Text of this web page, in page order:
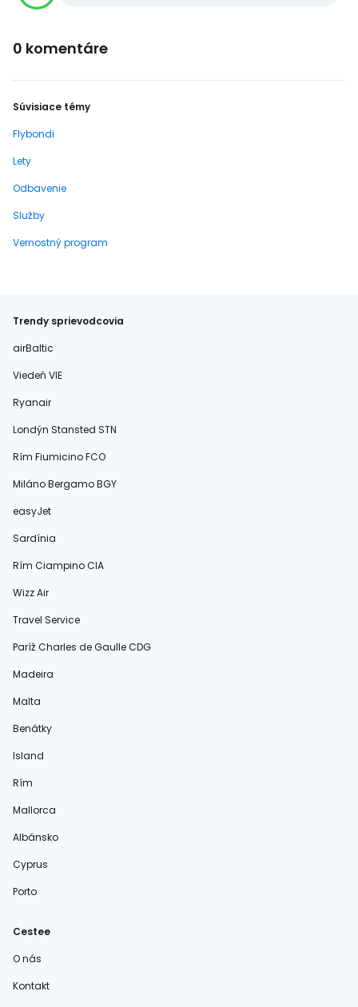
0 komentáre
Súvisiace témy
Flybondi
Lety
Odbavenie
Služby
Vernostný program
Trendy sprievodcovia
airBaltic
Viedeň VIE
Ryanair
Londýn Stansted STN
Rím Fiumicino FCO
Miláno Bergamo BGY
easyJet
Sardínia
Rím Ciampino CIA
Wizz Air
Travel Service
Paríž Charles de Gaulle CDG
Madeira
Malta
Benátky
Island
Rím
Mallorca
Albánsko
Cyprus
Porto
Cestee
O nás
Kontakt